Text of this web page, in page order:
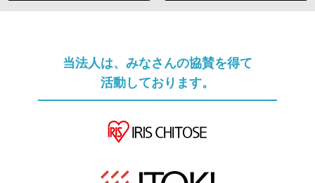
当法人は、みなさんの協賛を得て
活動しております。